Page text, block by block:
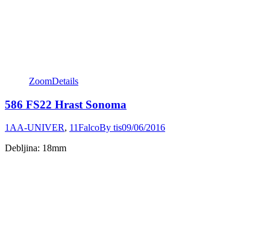
ZoomDetails
586 FS22 Hrast Sonoma
1AA-UNIVER, 11FalcoBy tis09/06/2016
Debljina: 18mm